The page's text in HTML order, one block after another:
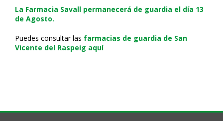
La Farmacia Savall permanecerá de guardia el día 13
de Agosto.
Puedes consultar las farmacias de guardia de San
Vicente del Raspeig aquí